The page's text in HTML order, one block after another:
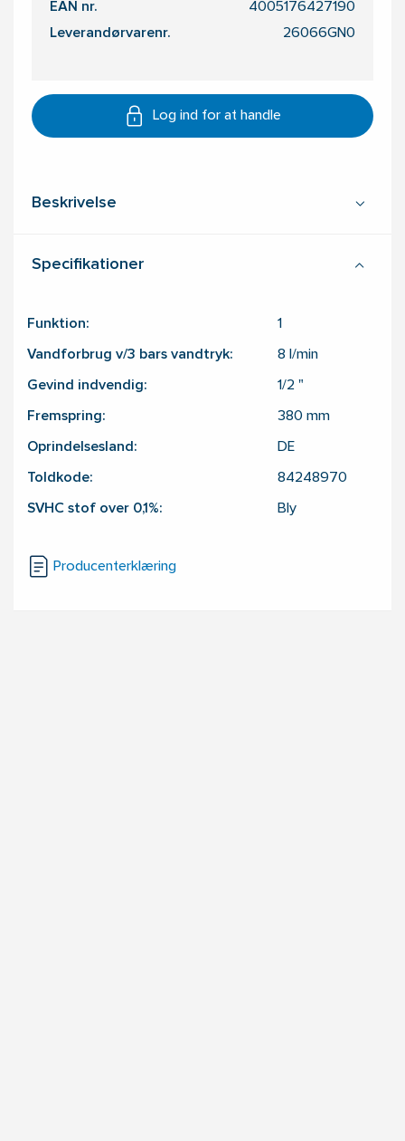
EAN nr. 4005176427190
Leverandørvarenr. 26066GN0
Log ind for at handle
Beskrivelse
Specifikationer
Funktion: 1
Vandforbrug v/3 bars vandtryk: 8 l/min
Gevind indvendig: 1/2 "
Fremspring: 380 mm
Oprindelsesland: DE
Toldkode: 84248970
SVHC stof over 0,1%: Bly
Producenterklæring